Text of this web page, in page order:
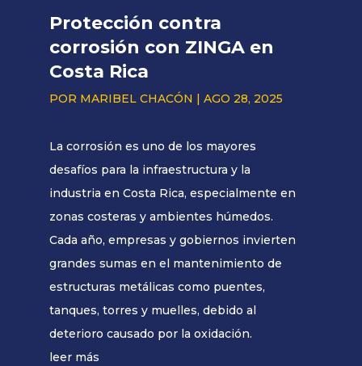
Protección contra
corrosión con ZINGA en
Costa Rica
POR MARIBEL CHACÓN |AGO 28, 2025
La corrosión es uno de los mayores
desafíos para la infraestructura y la
industria en Costa Rica, especialmente en
zonas costeras y ambientes húmedos.
Cada año, empresas y gobiernos invierten
grandes sumas en el mantenimiento de
estructuras metálicas como puentes,
tanques, torres y muelles, debido al
deterioro causado por la oxidación.
leer más